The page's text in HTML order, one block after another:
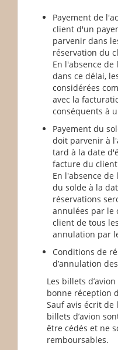
Payement de
client d'un
parvenir dans
réservation du
En l'absence
dans ce délai,
considérées
avec la
conséquents à
Payement du
doit parvenir à
tard à la date
facture du
En l'absence
du solde à la
réservations
annulées par le
client de tous
annulation par
Conditions de
d’annulation
Les billets
bonne réception
Sauf avis écrit de
billets d’avion
être cédés et ne
remboursables.